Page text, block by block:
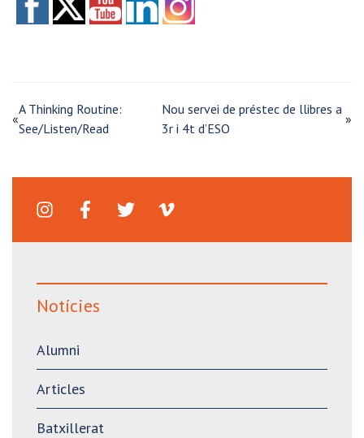
«
A Thinking Routine:
See/Listen/Read
Nou servei de préstec de llibres a
3r i 4t d’ESO
»
Notícies
Alumni
Articles
Batxillerat